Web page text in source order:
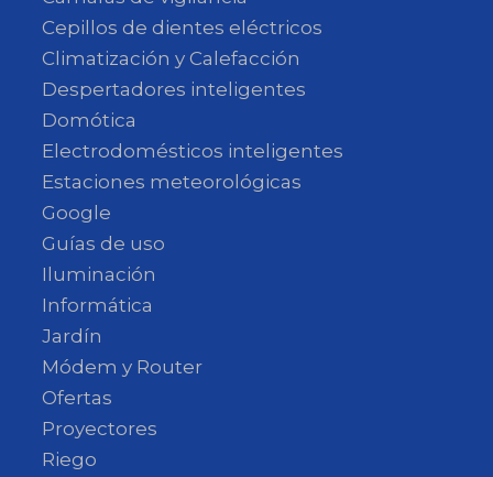
Cepillos de dientes eléctricos
Climatización y Calefacción
Despertadores inteligentes
Domótica
Electrodomésticos inteligentes
Estaciones meteorológicas
Google
Guías de uso
Iluminación
Informática
Jardín
Módem y Router
Ofertas
Proyectores
Riego